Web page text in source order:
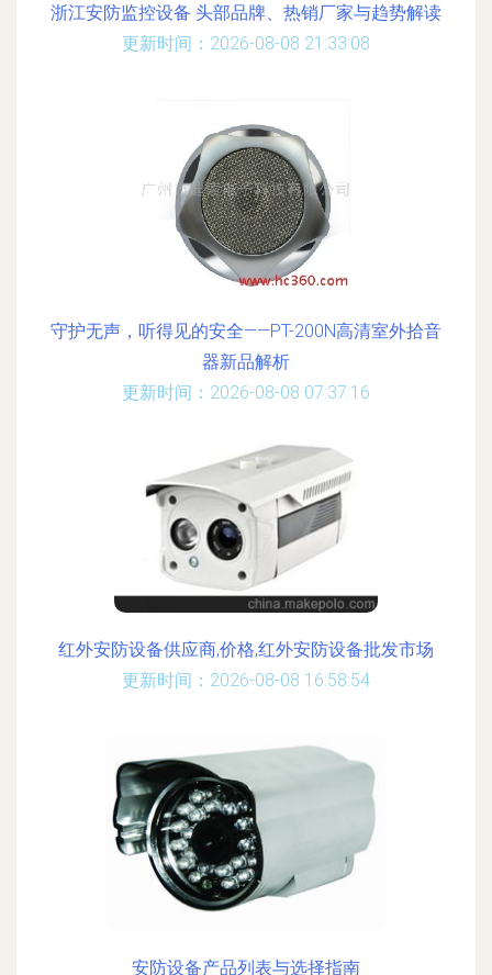
浙江安防监控设备 头部品牌、热销厂家与趋势解读
更新时间：2026-08-08 21:33:08
守护无声，听得见的安全——PT-200N高清室外拾音
器新品解析
更新时间：2026-08-08 07:37:16
红外安防设备供应商,价格,红外安防设备批发市场
更新时间：2026-08-08 16:58:54
安防设备产品列表与选择指南